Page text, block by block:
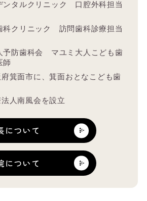
タルクリニック 口腔外科担当
クリニック 訪問歯科診療担当
防歯科会 マユミ大人こども歯
師
箕面市に、箕面おとなこども歯
人南風会を設立
について
について